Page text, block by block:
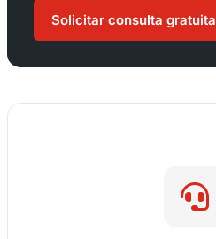
Solicitar consulta gratuita